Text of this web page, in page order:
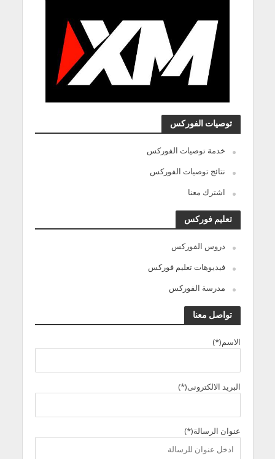
توصيات الفوركس
خدمة توصيات الفوركس
نتائج توصيات الفوركس
اشترك معنا
تعليم فوركس
دروس الفوركس
فيديوهات تعليم فوركس
مدرسة الفوركس
تواصل معنا
الاسم(*)
البريد الالكترونى(*)
عنوان الرسالة(*)